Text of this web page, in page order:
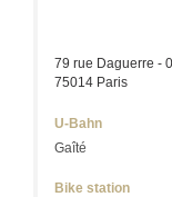
79 rue Daguerre -
75014 Paris((öffnet
U-Bahn
Gaîté
Bike station